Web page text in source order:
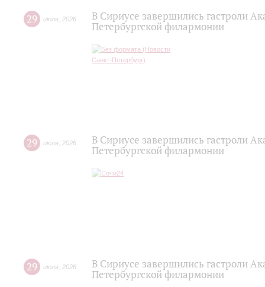
29 июля 2026
В Сириусе завершились гастроли
Петербургской филармонии
29 июля 2026
В Сириусе завершились гастроли
Петербургской филармонии
29 июля 2026
В Сириусе завершились гастроли
Петербургской филармонии